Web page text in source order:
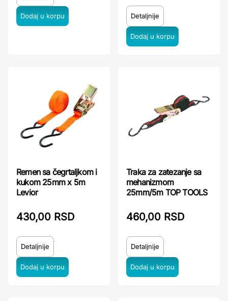
Detaljnije
Remen sa čegrtaljkom i
kukom 25mm x 5m
Levior
430,00 RSD
Detaljnije
Traka za zatezanje sa
mehanizmom
25mm/5m TOP TOOLS
460,00 RSD
Detaljnije